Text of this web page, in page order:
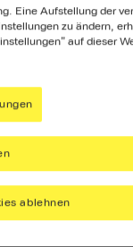
Eine Aufstellung der
zu ändern,
auf dieser
ablehnen